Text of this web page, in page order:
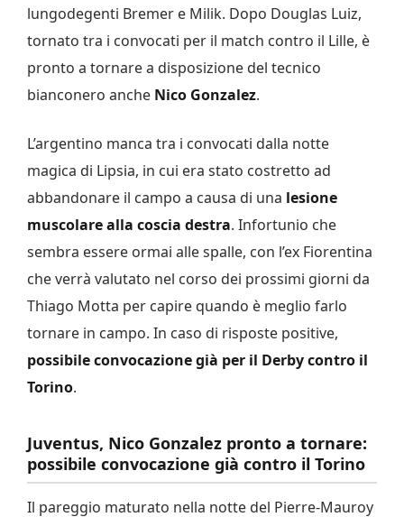
lungodegenti Bremer e Milik. Dopo Douglas Luiz,
tornato tra i convocati per il match contro il Lille, è
pronto a tornare a disposizione del tecnico
bianconero anche Nico Gonzalez.
L’argentino manca tra i convocati dalla notte
magica di Lipsia, in cui era stato costretto ad
abbandonare il campo a causa di una lesione
muscolare alla coscia destra. Infortunio che
sembra essere ormai alle spalle, con l’ex Fiorentina
che verrà valutato nel corso dei prossimi giorni da
Thiago Motta per capire quando è meglio farlo
tornare in campo. In caso di risposte positive,
possibile convocazione già per il Derby contro il
Torino.
Juventus, Nico Gonzalez pronto a tornare:
possibile convocazione già contro il Torino
Il pareggio maturato nella notte del Pierre-Mauroy